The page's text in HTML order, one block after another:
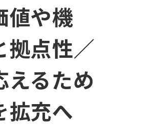
値や機
拠点性／
えるため
拡充へ